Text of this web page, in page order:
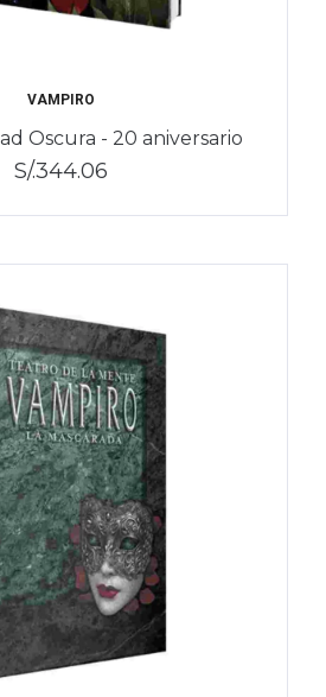
VAMPIRO
Oscura - 20 aniversario
S/.344.06